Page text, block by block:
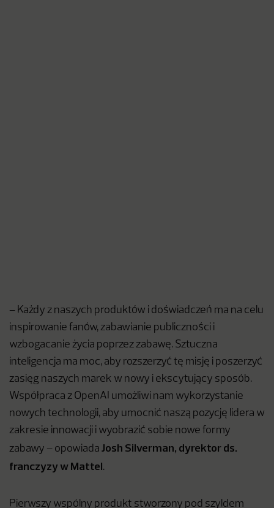
– Każdy z naszych produktów i doświadczeń ma na celu
inspirowanie fanów, zabawianie publiczności i
wzbogacanie życia poprzez zabawę. Sztuczna
inteligencja ma moc, aby rozszerzyć tę misję i poszerzyć
zasięg naszych marek w nowy i ekscytujący sposób.
Współpraca z OpenAI umożliwi nam wykorzystanie
nowych technologii, aby umocnić naszą pozycję lidera w
zakresie innowacji i wyobrazić sobie nowe formy
zabawy – opowiada Josh Silverman, dyrektor ds.
franczyzy w Mattel.
Pierwszy wspólny produkt stworzony pod szyldem